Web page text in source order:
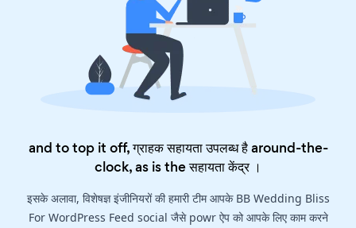
and to top it off, ग्राहक सहायता उपलब्ध है around-the-
clock, as is theसहायता केंद्र।
इसके अलावा, विशेषज्ञ इंजीनियरों की हमारी टीम आपके BB Wedding Bliss
For WordPress Feed social जैसे powr ऐप को आपके लिए काम करने